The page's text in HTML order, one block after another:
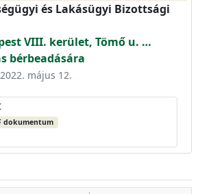
és Lakásügyi Bizottsági
VIII. kerület, Tömő u. …
bérbeadására
május 12.
dokumentum